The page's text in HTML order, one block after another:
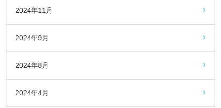
2024年11月
2024年9月
2024年8月
2024年4月